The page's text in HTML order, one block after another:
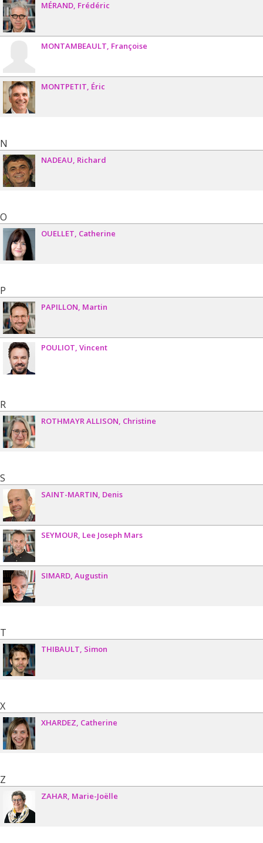
MÉRAND Frédéric
MONTAMBEAULT Françoise
MONTPETIT Éric
N
NADEAU Richard
O
OUELLET Catherine
P
PAPILLON Martin
POULIOT Vincent
R
ROTHMAYR ALLISON Christine
S
SAINT-MARTIN Denis
SEYMOUR Lee Joseph Mars
SIMARD Augustin
T
THIBAULT Simon
X
XHARDEZ Catherine
Z
ZAHAR Marie-Joëlle